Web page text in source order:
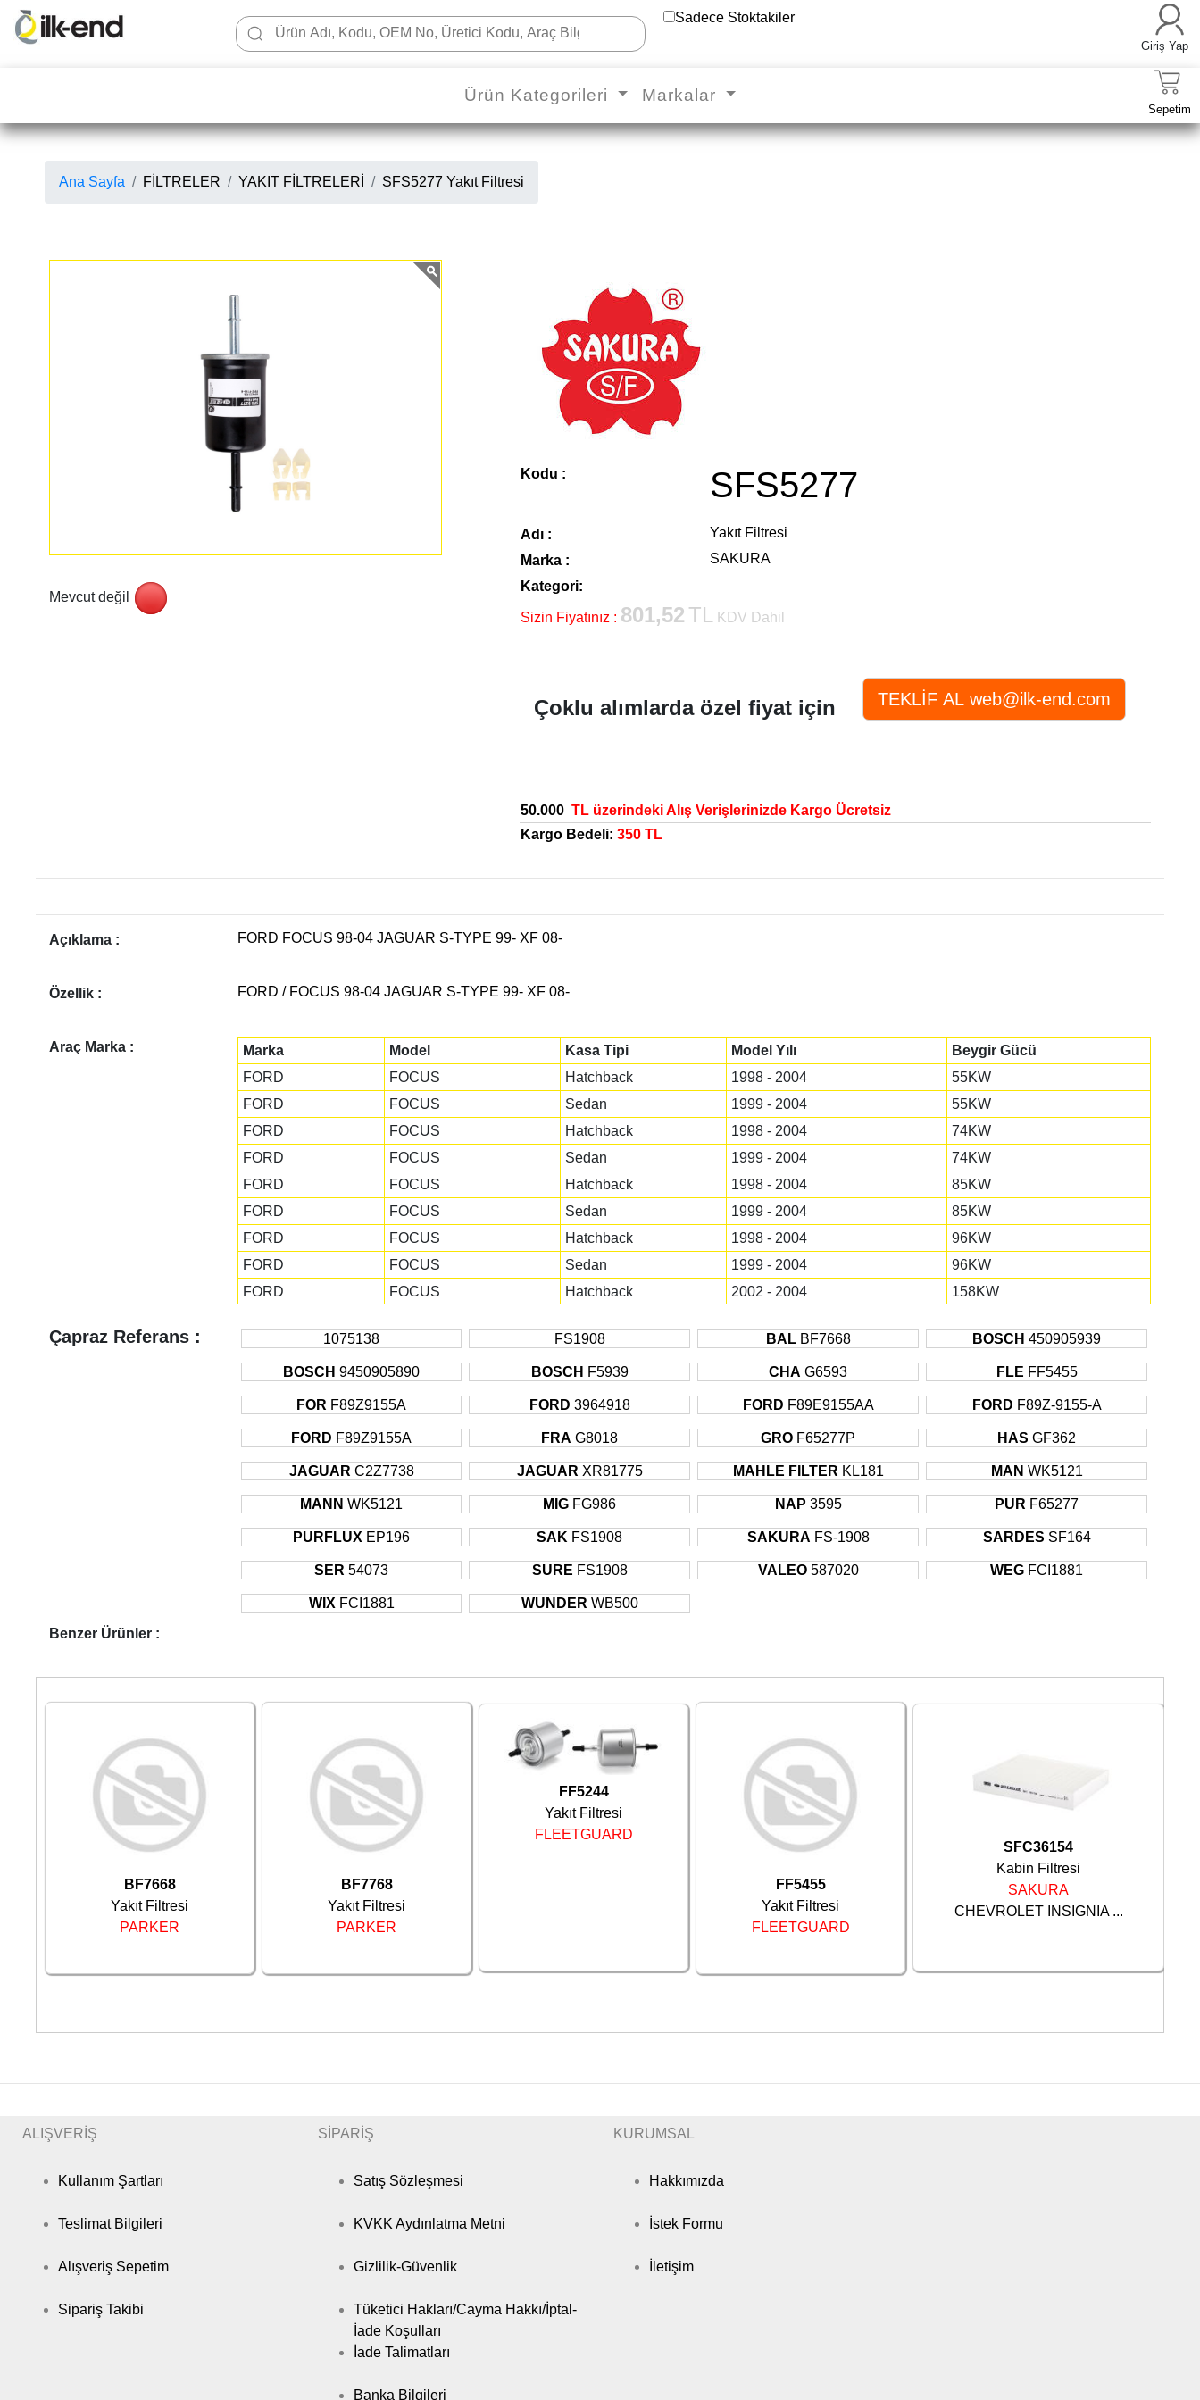
Sadece Stoktakiler
Giriş Yap
Ürün Kategorileri Markalar
Sepetim
Ana Sayfa FİLTRELER YAKIT FİLTRELERİ SFS5277 Yakıt Filtresi
Mevcut değil
Kodu : SFS5277
Adı :
Yakıt Filtresi
Marka :
SAKURA
Kategori:
Sizin Fiyatınız : 801,52 TL KDV Dahil
Çoklu alımlarda özel fiyat için
50.000TL üzerindeki Alış Verişlerinizde Kargo Ücretsiz
Kargo Bedeli: 350 TL
Açıklama : FORD FOCUS 98-04 JAGUAR S-TYPE 99- XF 08-
Özellik : FORD / FOCUS 98-04 JAGUAR S-TYPE 99- XF 08-
Araç Marka : Marka Model Kasa Tipi Model Yılı
Beygir Gücü
FORD
FOCUS Hatchback 1998 - 2004
55KW
FORD
FOCUS Sedan 1999 - 2004
55KW
FORD
FOCUS Hatchback 1998 - 2004
74KW
FORD
FOCUS Sedan 1999 - 2004
74KW
FORD
FOCUS Hatchback 1998 - 2004
85KW
FORD
FOCUS Sedan 1999 - 2004
85KW
FORD
FOCUS Hatchback 1998 - 2004
96KW
FORD
FOCUS Sedan 1999 - 2004
96KW
FORD
FOCUS Hatchback 2002 - 2004
158KW
JAGUAR
S TYPE Sedan 2002 - 2007
147KW
JAGUAR
S TYPE Sedan 1999 - 2007
JAGUAR
S TYPE Sedan 1999 - 2002
203KW
JAGUAR
S TYPE Sedan 2002 - 2007
219KW
JAGUAR
S TYPE Sedan 2002 - 2007
291KW
JAGUAR
XF Sedan 2008 - Sonrası
175KW
JAGUAR
XF Sedan 2008 - Sonrası
219KW
JAGUAR
XF Sedan 2008 - Sonrası
306KW
JAGUAR
XF Sedan 2009 - Sonrası
283KW
Çapraz Referans : 1075138 FS1908 BAL BF7668 BOSCH 450905939
BOSCH 9450905890 BOSCH F5939 CHA G6593 FLE FF5455
FOR F89Z9155A FORD 3964918 FORD F89E9155AA FORD F89Z-9155-A
FORD F89Z9155A FRA G8018 GRO F65277P HAS GF362
JAGUAR C2Z7738 JAGUAR XR81775 MAHLE FILTER KL181 MAN WK5121
MANN WK5121 MIG FG986 NAP 3595 PUR F65277
PURFLUX EP196 SAK FS1908 SAKURA FS-1908 SARDES SF164
SER 54073 SURE FS1908 VALEO 587020 WEG FCI1881
WIX FCI1881 WUNDER WB500
Benzer Ürünler :
BF7668
Yakıt Filtresi
PARKER
BF7768
Yakıt Filtresi
PARKER
FF5244
Yakıt Filtresi
FLEETGUARD
FF5455
Yakıt Filtresi
FLEETGUARD
SFC36154
Kabin Filtresi
SAKURA
CHEVROLET INSIGNIA ...
ALIŞVERİŞ
Kullanım Şartları
Teslimat Bilgileri
Alışveriş Sepetim
Sipariş Takibi
SİPARİŞ
Satış Sözleşmesi
KVKK Aydınlatma Metni
Gizlilik-Güvenlik
Tüketici Hakları/Cayma Hakkı/İptal-
İade Koşulları
İade Talimatları
Banka Bilgileri
KURUMSAL
Hakkımızda
İstek Formu
İletişim